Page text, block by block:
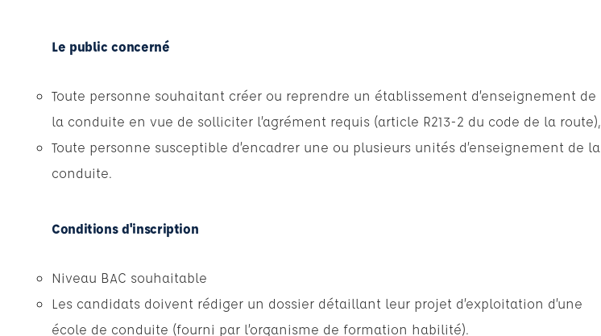
Le public concerné
Toute personne souhaitant créer ou reprendre un établissement d’enseignement de
la conduite en vue de solliciter l’agrément requis (article R213-2 du code de la route),
Toute personne susceptible d’encadrer une ou plusieurs unités d’enseignement de la
conduite.
Conditions d'inscription
Niveau BAC souhaitable
Les candidats doivent rédiger un dossier détaillant leur projet d’exploitation d’une
école de conduite (fourni par l’organisme de formation habilité).